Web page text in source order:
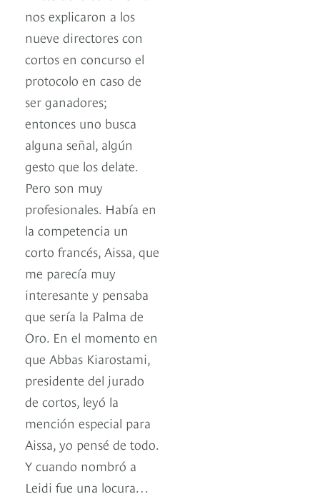
nos explicaron a los
nueve directores con
cortos en concurso el
protocolo en caso de
ser ganadores;
entonces uno busca
alguna señal, algún
gesto que los delate.
Pero son muy
profesionales. Había en
la competencia un
corto francés, Aissa, que
me parecía muy
interesante y pensaba
que sería la Palma de
Oro. En el momento en
que Abbas Kiarostami,
presidente del jurado
de cortos, leyó la
mención especial para
Aissa, yo pensé de todo.
Y cuando nombró a
Leidi fue una locura…